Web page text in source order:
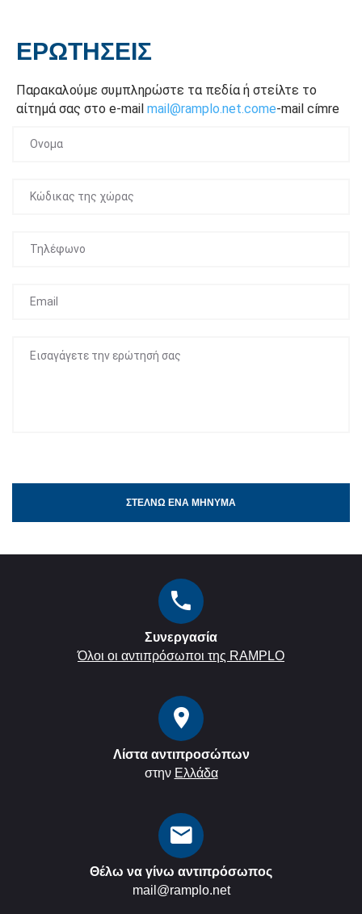
ΕΡΩΤΉΣΕΙΣ
Παρακαλούμε συμπληρώστε τα πεδία ή στείλτε το
αίτημά σας στο e-mail mail@ramplo.net.come-mail címre
ΣΤΈΛΝΩ ΈΝΑ ΜΉΝΥΜΑ
Συνεργασία
Όλοι οι αντιπρόσωποι της RAMPLO
Λίστα αντιπροσώπων
στην Ελλάδα
Θέλω να γίνω αντιπρόσωπος
mail@ramplo.net